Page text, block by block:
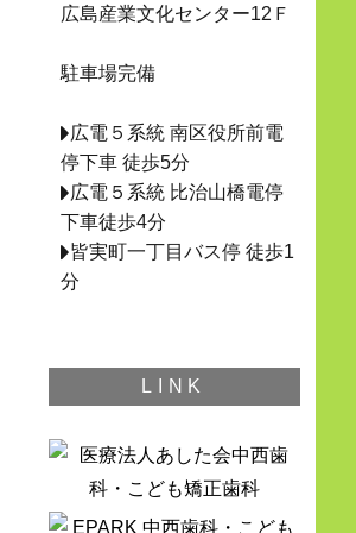
広島産業文化センター12Ｆ
駐車場完備
広電５系統 南区役所前電
停下車 徒歩5分
広電５系統 比治山橋電停
下車徒歩4分
皆実町一丁目バス停 徒歩1
分
LINK